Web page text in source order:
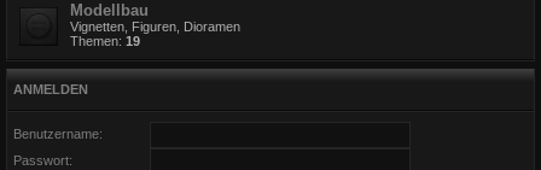
Modellbau
Vignetten, Figuren, Dioramen
Themen: 19
ANMELDEN
Benutzername:
Passwort: